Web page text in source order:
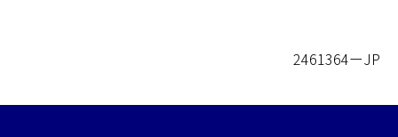
2461364ーJP